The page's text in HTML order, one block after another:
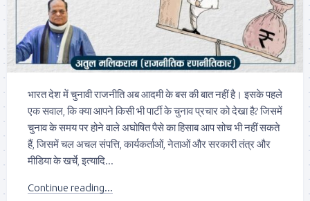
भारत देश में चुनावी राजनीति अब आदमी के बस की बात नहीं है। इसके पहले
एक सवाल, कि क्या आपने किसी भी पार्टी के चुनाव प्रचार को देखा है? जिसमें
चुनाव के समय पर होने वाले अघोषित पैसे का हिसाब आप सोच भी नहीं सकते
हैं, जिसमें चल अचल संपत्ति, कार्यकर्ताओं, नेताओं और सरकारी तंत्र और
मीडिया के खर्चे, इत्यादि...
Continue reading...